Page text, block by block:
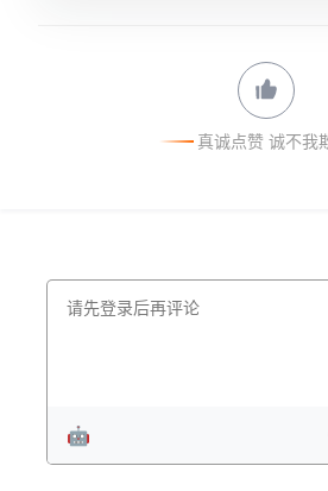
真诚点赞 诚不我
🤖